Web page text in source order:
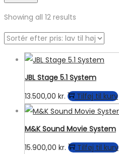
Showing all 12 results
JBL Stage 5.1 System
13.500,00 kr. Tilføj til kurv
M&K Sound Movie System
15.900,00 kr. Tilføj til kurv